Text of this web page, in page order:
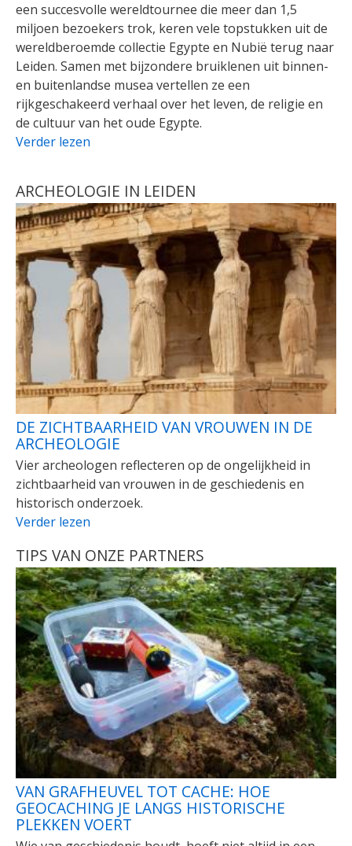
een succesvolle wereldtournee die meer dan 1,5
miljoen bezoekers trok, keren vele topstukken uit de
wereldberoemde collectie Egypte en Nubië terug naar
Leiden. Samen met bijzondere bruiklenen uit binnen-
en buitenlandse musea vertellen ze een
rijkgeschakeerd verhaal over het leven, de religie en
de cultuur van het oude Egypte.
Verder lezen
ARCHEOLOGIE IN LEIDEN
DE ZICHTBAARHEID VAN VROUWEN IN DE
ARCHEOLOGIE
Vier archeologen reflecteren op de ongelijkheid in
zichtbaarheid van vrouwen in de geschiedenis en
historisch onderzoek.
Verder lezen
TIPS VAN ONZE PARTNERS
VAN GRAFHEUVEL TOT CACHE: HOE
GEOCACHING JE LANGS HISTORISCHE
PLEKKEN VOERT